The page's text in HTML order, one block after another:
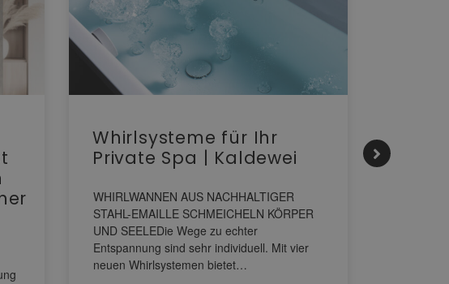
Whirlsysteme für Ihr
Private Spa | Kaldewei
WHIRLWANNEN AUS NACHHALTIGER
STAHL-EMAILLE SCHMEICHELN KÖRPER
UND SEELEDie Wege zu echter
Entspannung sind sehr individuell. Mit vier
neuen Whirlsystemen bietet…